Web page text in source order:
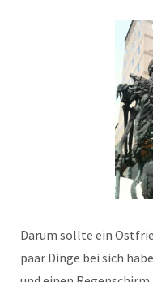
Darum sollte ein
paar Dinge bei sich